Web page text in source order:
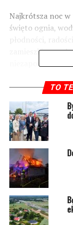
Najkrótsza noc w
święto ognia,
płodności,
niezapomniana
pochodniami,
warsztaty
zabawy i gry
3-4 lipca –
Warsztaty
bartników i jego
degustacja
miodu.
24 – 29 lipca –
TO